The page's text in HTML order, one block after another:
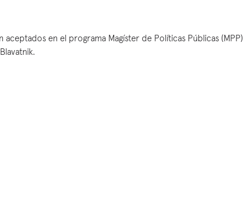
aceptados en el programa Magíster de Políticas Públicas (MPP)